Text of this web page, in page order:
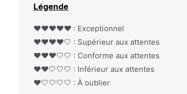
Légende
❤️❤️❤️❤️❤️ : Exceptionnel
❤️❤️❤️❤️🤍 : Supérieur aux attentes
❤️❤️❤️🤍🤍 : Conforme aux attentes
❤️❤️🤍🤍🤍 : Inférieur aux attentes
❤️🤍🤍🤍🤍 : À oublier